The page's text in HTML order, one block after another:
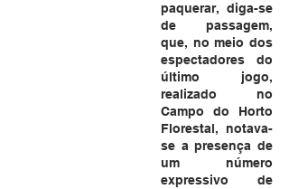
paquerar, diga-se
de passagem,
que, no meio dos
espectadores do
último jogo,
realizado no
Campo do Horto
Florestal, notava-
se a presença de
um número
expressivo de